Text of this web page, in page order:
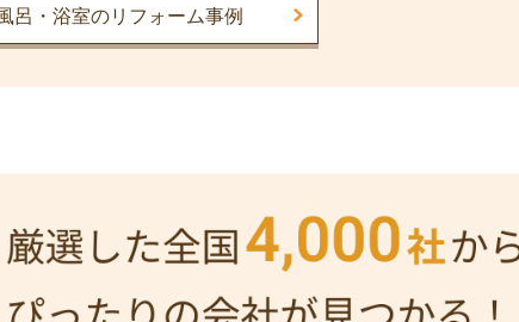
呂・浴室のリフォーム事例